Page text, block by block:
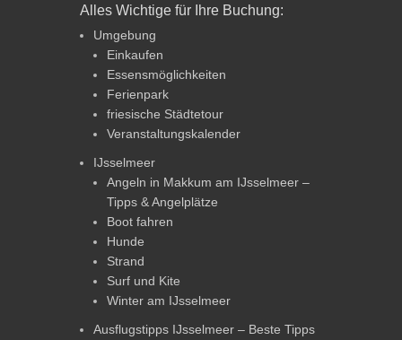
Alles Wichtige für Ihre Buchung:
Umgebung
Einkaufen
Essensmöglichkeiten
Ferienpark
friesische Städtetour
Veranstaltungskalender
IJsselmeer
Angeln in Makkum am IJsselmeer –
Tipps & Angelplätze
Boot fahren
Hunde
Strand
Surf und Kite
Winter am IJsselmeer
Ausflugstipps IJsselmeer – Beste Tipps